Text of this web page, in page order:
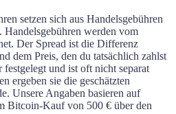
setzen sich aus Handelsgebühren
Handelsgebühren werden vom
Der Spread ist die Differenz
dem Preis, den du tatsächlich zahlst
und ist oft nicht separat
ergeben sie die geschätzten
Unsere Angaben basieren auf
Bitcoin-Kauf von 500 € über den